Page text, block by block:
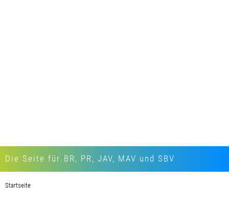
Die Seite für BR, PR, JAV, MAV und SBV
Startseite